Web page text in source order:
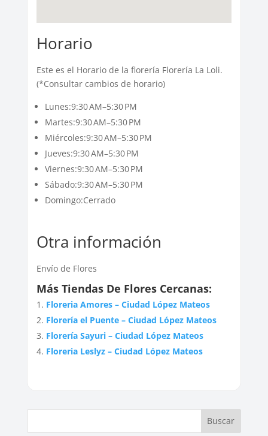
Horario
Este es el Horario de la florería Florería La Loli.
(*Consultar cambios de horario)
Lunes:9:30 AM–5:30 PM
Martes:9:30 AM–5:30 PM
Miércoles:9:30 AM–5:30 PM
Jueves:9:30 AM–5:30 PM
Viernes:9:30 AM–5:30 PM
Sábado:9:30 AM–5:30 PM
Domingo:Cerrado
Otra información
Envío de Flores
Más Tiendas De Flores Cercanas:
Floreria Amores – Ciudad López Mateos
Florería el Puente – Ciudad López Mateos
Florería Sayuri – Ciudad López Mateos
Floreria Leslyz – Ciudad López Mateos
Buscar